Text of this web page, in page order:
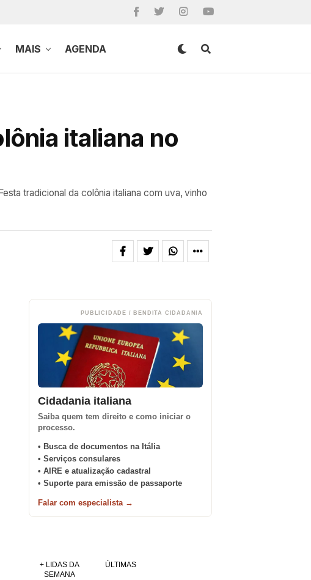
MAIS AGENDA
italiana no
tradicional da colônia italiana com uva, vinho
PUBLICIDADE / BENDITA CIDADANIA
Cidadania italiana
Saiba quem tem direito e como iniciar o
processo.
• Busca de documentos na Itália
• Serviços consulares
• AIRE e atualização cadastral
• Suporte para emissão de passaporte
Falar com especialista →
+ LIDAS DA
SEMANA
ÚLTIMAS